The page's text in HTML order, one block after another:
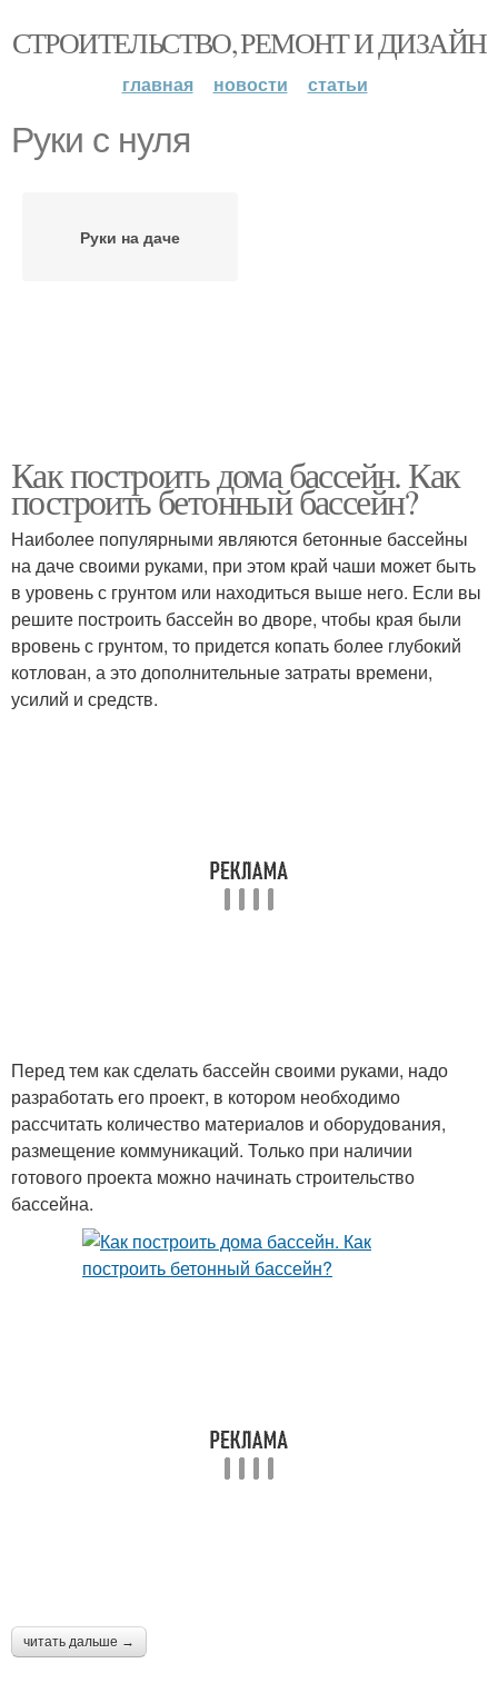
СТРОИТЕЛЬСТВО, РЕМОНТ И ДИЗАЙН
главная новости статьи
Руки с нуля
Руки на даче
Как построить дома бассейн. Как
построить бетонный бассейн?
Наиболее популярными являются бетонные бассейны
на даче своими руками, при этом край чаши может быть
в уровень с грунтом или находиться выше него. Если вы
решите построить бассейн во дворе, чтобы края были
вровень с грунтом, то придется копать более глубокий
котлован, а это дополнительные затраты времени,
усилий и средств.
Перед тем как сделать бассейн своими руками, надо
разработать его проект, в котором необходимо
рассчитать количество материалов и оборудования,
размещение коммуникаций. Только при наличии
готового проекта можно начинать строительство
бассейна.
читать дальше →